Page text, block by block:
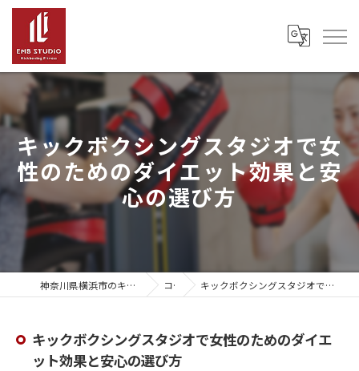
キックボクシングスタジオで女
性のためのダイエット効果と安
心の選び方
神奈川県横浜市のキックボクシングならEMB Studio コラム キックボクシングスタジオで女性のためのダイエット効果と安心の選び方
キックボクシングスタジオで女性のためのダイエ
ット効果と安心の選び方